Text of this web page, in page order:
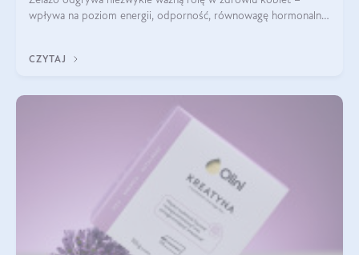
wpływa na poziom energii, odporność, równowagę hormonalną
zawrotów głowy czy problemów z
CZYTAJ